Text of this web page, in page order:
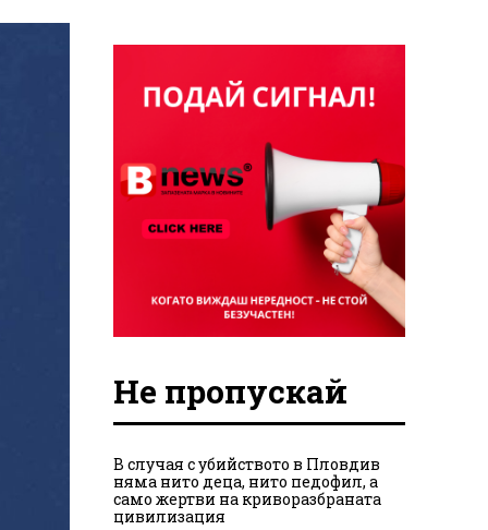
Не пропускай
В случая с убийството в Пловдив
няма нито деца, нито педофил, а
само жертви на криворазбраната
цивилизация